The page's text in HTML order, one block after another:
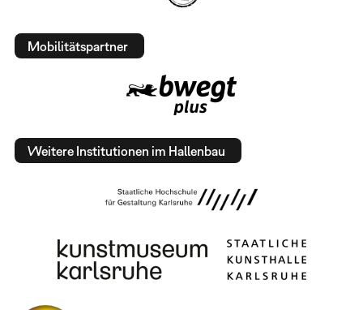
Mobilitätspartner
Weitere Institutionen im Hallenbau